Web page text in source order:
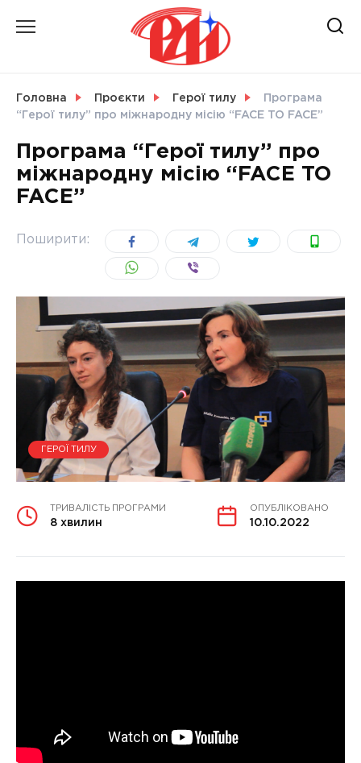
Головна Проєкти Герої тилу
Програма
“Герої тилу” про міжнародну місію “FACE TO FACE”
Програма “Герої тилу” про
міжнародну місію “FACE TO
FACE”
Поширити:
ГЕРОЇ ТИЛУ
ТРИВАЛІСТЬ ПРОГРАМИ
8 хвилин
ОПУБЛІКОВАНО
10.10.2022